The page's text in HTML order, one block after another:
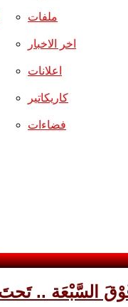
ملفات
اخر الاخبار
اعلانات
كاريكاتير
فضاءات
السَّبْعَة .. تَحتَ